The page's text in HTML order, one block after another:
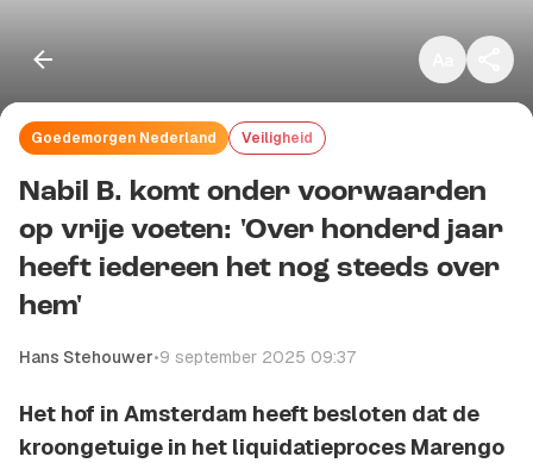
Goedemorgen Nederland Veiligheid
Nabil B. komt onder voorwaarden
op vrije voeten: 'Over honderd jaar
heeft iedereen het nog steeds over
hem'
Hans Stehouwer•9 september 2025 09:37
Het hof in Amsterdam heeft besloten dat de
kroongetuige in het liquidatieproces Marengo